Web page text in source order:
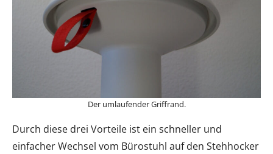
Der umlaufender Griffrand.
Durch diese drei Vorteile ist ein schneller und
einfacher Wechsel vom Bürostuhl auf den Stehhocker